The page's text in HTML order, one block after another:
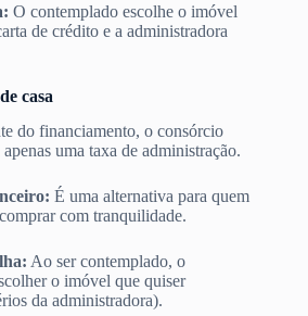
O contemplado escolhe o imóvel
de crédito e a administradora
casa
do financiamento, o consórcio
uma taxa de administração.
É uma alternativa para quem
com tranquilidade.
Ao ser contemplado, o
o imóvel que quiser
da administradora).